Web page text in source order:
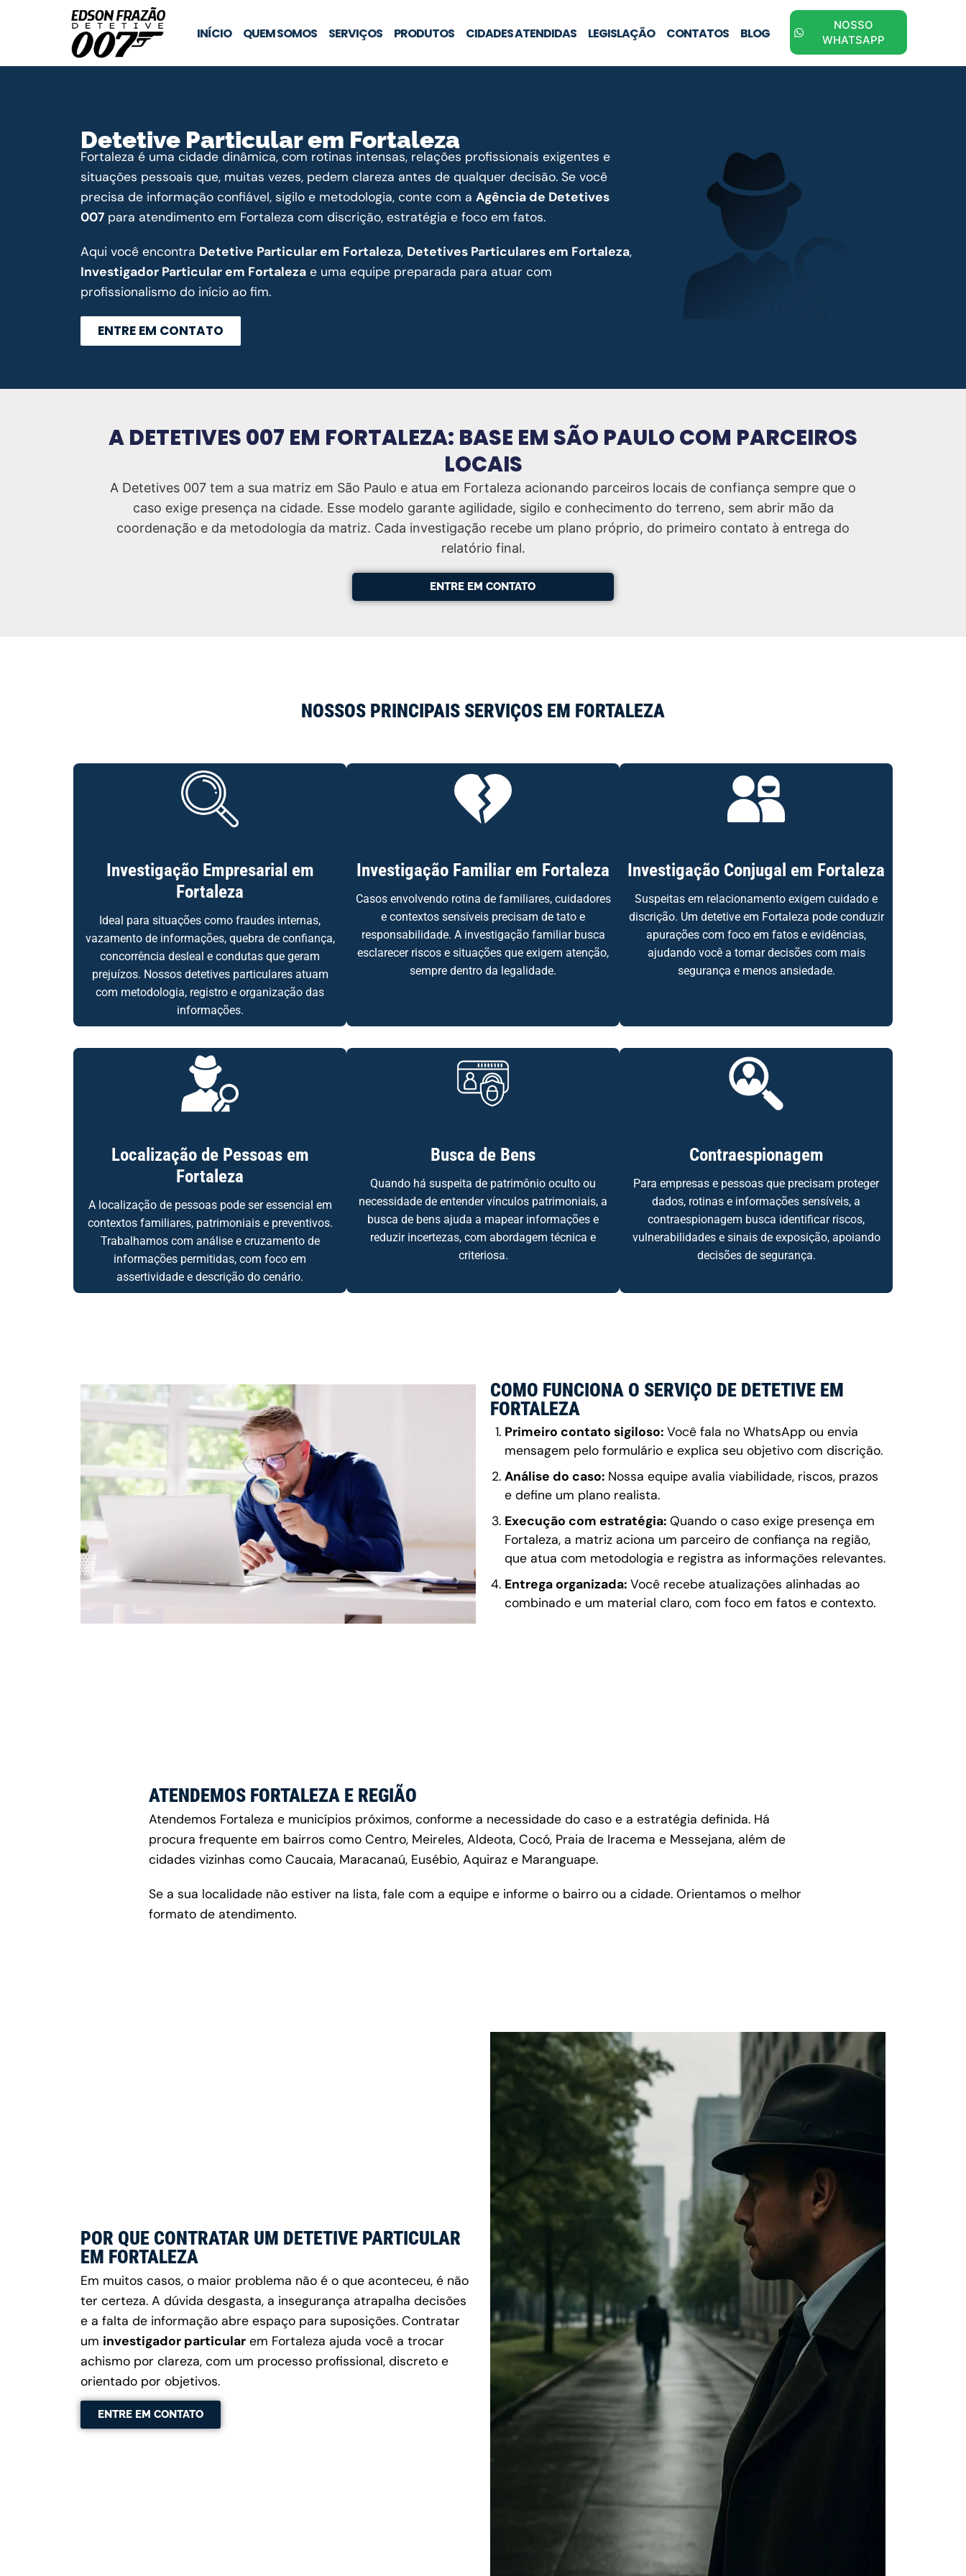
INÍCIO QUEM SOMOS SERVIÇOS PRODUTOS CIDADES ATENDIDAS LEGISLAÇÃO CONTATOS BLOG
NOSSO
WHATSAPP
Detetive Particular em Fortaleza
Fortaleza é uma cidade dinâmica, com rotinas intensas, relações profissionais exigentes e
situações pessoais que, muitas vezes, pedem clareza antes de qualquer decisão. Se você
precisa de informação confiável, sigilo e metodologia, conte com a Agência de Detetives
007 para atendimento em Fortaleza com discrição, estratégia e foco em fatos.
Aqui você encontra Detetive Particular em Fortaleza, Detetives Particulares em Fortaleza,
Investigador Particular em Fortaleza e uma equipe preparada para atuar com
profissionalismo do início ao fim.
ENTRE EM CONTATO
A DETETIVES 007 EM FORTALEZA: BASE EM SÃO PAULO COM PARCEIROS
LOCAIS
A Detetives 007 tem a sua matriz em São Paulo e atua em Fortaleza acionando parceiros locais de confiança sempre que o
caso exige presença na cidade. Esse modelo garante agilidade, sigilo e conhecimento do terreno, sem abrir mão da
coordenação e da metodologia da matriz. Cada investigação recebe um plano próprio, do primeiro contato à entrega do
relatório final.
ENTRE EM CONTATO
NOSSOS PRINCIPAIS SERVIÇOS EM FORTALEZA
Investigação Empresarial em
Fortaleza
Ideal para situações como fraudes internas,
vazamento de informações, quebra de confiança,
concorrência desleal e condutas que geram
prejuízos. Nossos detetives particulares atuam
com metodologia, registro e organização das
informações.
Investigação Familiar em Fortaleza
Casos envolvendo rotina de familiares, cuidadores
e contextos sensíveis precisam de tato e
responsabilidade. A investigação familiar busca
esclarecer riscos e situações que exigem atenção,
sempre dentro da legalidade.
Investigação Conjugal em Fortaleza
Suspeitas em relacionamento exigem cuidado e
discrição. Um detetive em Fortaleza pode conduzir
apurações com foco em fatos e evidências,
ajudando você a tomar decisões com mais
segurança e menos ansiedade.
Localização de Pessoas em
Fortaleza
A localização de pessoas pode ser essencial em
contextos familiares, patrimoniais e preventivos.
Trabalhamos com análise e cruzamento de
informações permitidas, com foco em
assertividade e descrição do cenário.
Busca de Bens
Quando há suspeita de patrimônio oculto ou
necessidade de entender vínculos patrimoniais, a
busca de bens ajuda a mapear informações e
reduzir incertezas, com abordagem técnica e
criteriosa.
Contraespionagem
Para empresas e pessoas que precisam proteger
dados, rotinas e informações sensíveis, a
contraespionagem busca identificar riscos,
vulnerabilidades e sinais de exposição, apoiando
decisões de segurança.
COMO FUNCIONA O SERVIÇO DE DETETIVE EM
FORTALEZA
Primeiro contato sigiloso: Você fala no WhatsApp ou envia
mensagem pelo formulário e explica seu objetivo com discrição.
Análise do caso: Nossa equipe avalia viabilidade, riscos, prazos
e define um plano realista.
Execução com estratégia: Quando o caso exige presença em
Fortaleza, a matriz aciona um parceiro de confiança na região,
que atua com metodologia e registra as informações relevantes.
Entrega organizada: Você recebe atualizações alinhadas ao
combinado e um material claro, com foco em fatos e contexto.
ATENDEMOS FORTALEZA E REGIÃO
Atendemos Fortaleza e municípios próximos, conforme a necessidade do caso e a estratégia definida. Há
procura frequente em bairros como Centro, Meireles, Aldeota, Cocó, Praia de Iracema e Messejana, além de
cidades vizinhas como Caucaia, Maracanaú, Eusébio, Aquiraz e Maranguape.
Se a sua localidade não estiver na lista, fale com a equipe e informe o bairro ou a cidade. Orientamos o melhor
formato de atendimento.
POR QUE CONTRATAR UM DETETIVE PARTICULAR
EM FORTALEZA
Em muitos casos, o maior problema não é o que aconteceu, é não
ter certeza. A dúvida desgasta, a insegurança atrapalha decisões
e a falta de informação abre espaço para suposições. Contratar
um investigador particular em Fortaleza ajuda você a trocar
achismo por clareza, com um processo profissional, discreto e
orientado por objetivos.
ENTRE EM CONTATO